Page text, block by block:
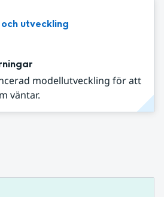
utveckling
modellutveckling för att
väntar.